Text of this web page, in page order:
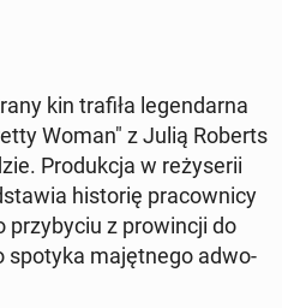
kin trafiła le­gen­dar­na
Woman" z Julią Roberts
Pro­duk­cja w re­ży­se­rii
hi­sto­rię pra­cow­ni­cy
przy­by­ciu z pro­win­cji do
spotyka ma­jęt­ne­go ad­wo­